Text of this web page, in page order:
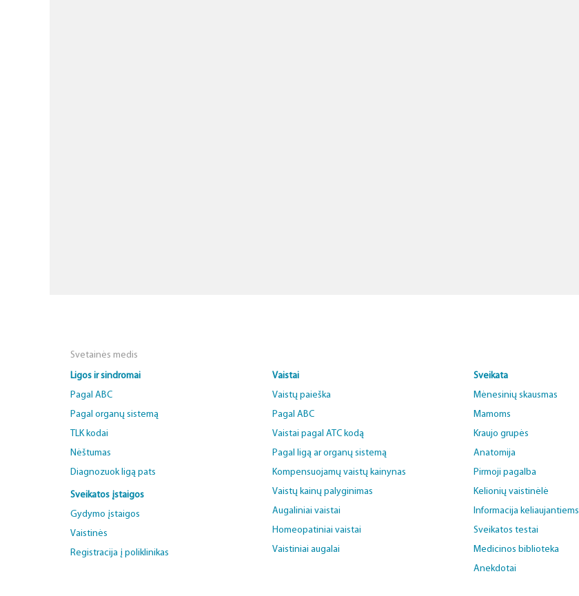
Svetainės medis
Ligos ir sindromai
Pagal ABC
Pagal organų sistemą
TLK kodai
Nėštumas
Diagnozuok ligą pats
Sveikatos įstaigos
Gydymo įstaigos
Vaistinės
Registracija į poliklinikas
Vaistai
Vaistų paieška
Pagal ABC
Vaistai pagal ATC kodą
Pagal ligą ar organų sistemą
Kompensuojamų vaistų kainynas
Vaistų kainų palyginimas
Augaliniai vaistai
Homeopatiniai vaistai
Vaistiniai augalai
Sveikata
Mėnesinių skausmas
Mamoms
Kraujo grupės
Anatomija
Pirmoji pagalba
Kelionių vaistinėlė
Informacija keliaujantiems
Sveikatos testai
Medicinos biblioteka
Anekdotai